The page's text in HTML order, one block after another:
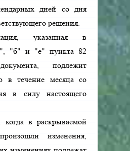
дней со дня
решения.
указанная в
"б" и "е" пункта 82
подлежит
в течение месяца со
в силу настоящего
в раскрываемой
изменения,